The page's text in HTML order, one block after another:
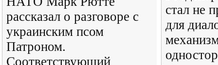
рассказал о разговоре с
украинским псом
Патроном.
Соответствующий
стал не
для